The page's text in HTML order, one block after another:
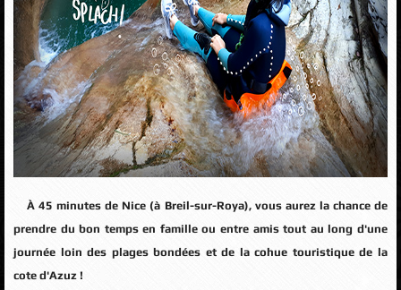
À 45 minutes de Nice (à Breil-sur-Roya), vous aurez la chance de
prendre du bon temps en famille ou entre amis tout au long d'une
journée loin des plages bondées et de la cohue touristique de la
cote d'Azuz !